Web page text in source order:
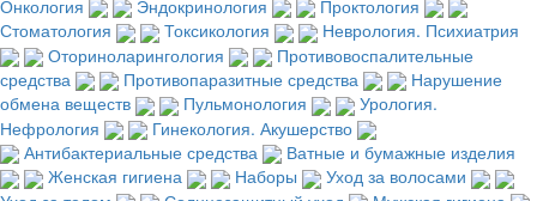
Онкология
Эндокринология
Проктология
Стоматология
Токсикология
Неврология. Психиатрия
Оториноларингология
Противовоспалительные
средства
Противопаразитные средства
Нарушение
обмена веществ
Пульмонология
Урология.
Нефрология
Гинекология. Акушерство
Антибактериальные средства
Ватные и бумажные изделия
Женская гигиена
Наборы
Уход за волосами